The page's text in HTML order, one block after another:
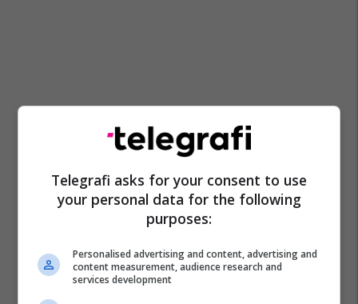
Telegrafi asks for your consent to use
your personal data for the following
purposes:
Personalised advertising and content, advertising and
content measurement, audience research and
services development